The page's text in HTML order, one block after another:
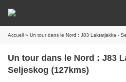
Accueil » Un tour dans le Nord : J83 Laktatjakka -
Un tour dans le Nord : J83
Seljeskog (127kms)